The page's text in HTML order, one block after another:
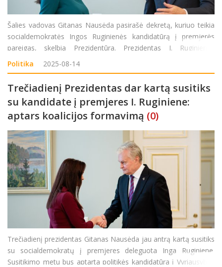
Šalies vadovas Gitanas Nausėda pasirašė dekretą, kuriuo teikia
socialdemokratės Ingos Ruginienės kandidatūrą į premjerės
pareigas, skelbia Prezidentūra. Prezidentas I. Ruginienės
kandidatūrą dar turės pateikti Seimui. Savo ruožtu
Politika 2025-08-14
Trečiadienį Prezidentas dar kartą susitiks
su kandidate į premjeres I. Ruginiene:
aptars koalicijos formavimą (0)
Trečiadienį prezidentas Gitanas Nausėda jau antrą kartą susitiks
su socialdemokratų į premjeres deleguota Inga Ruginiene.
Susitikimo metu bus aptarta politikės kandidatūra į Vyriausybės